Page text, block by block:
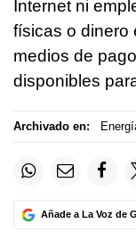
Internet ni
físicas o dinero
medios de
disponibles
Archivado en:
Añade a La Voz de